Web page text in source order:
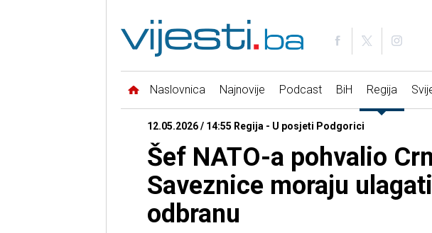
Naslovnica Najnovije Podcast BiH Regija
12.05.2026 / 14:55 Regija - U posjeti Podgorici
Šef NATO-a pohvalio
Saveznice moraju
odbranu